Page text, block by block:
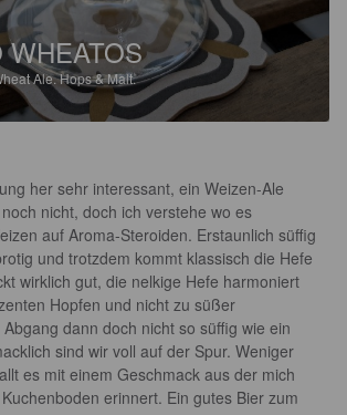
WHEATOS
Ale.Hops & Malt.
her sehr interessant, ein Weizen-Ale
nicht, doch ich verstehe wo es
auf Aroma-Steroiden. Erstaunlich süffig
und trotzdem kommt klassisch die Hefe
wirklich gut, die nelkige Hefe harmoniert
Hopfen und nicht zu süßer
dann doch nicht so süffig wie ein
sind wir voll auf der Spur. Weniger
es mit einem Geschmack aus der mich
erinnert. Ein gutes Bier zum